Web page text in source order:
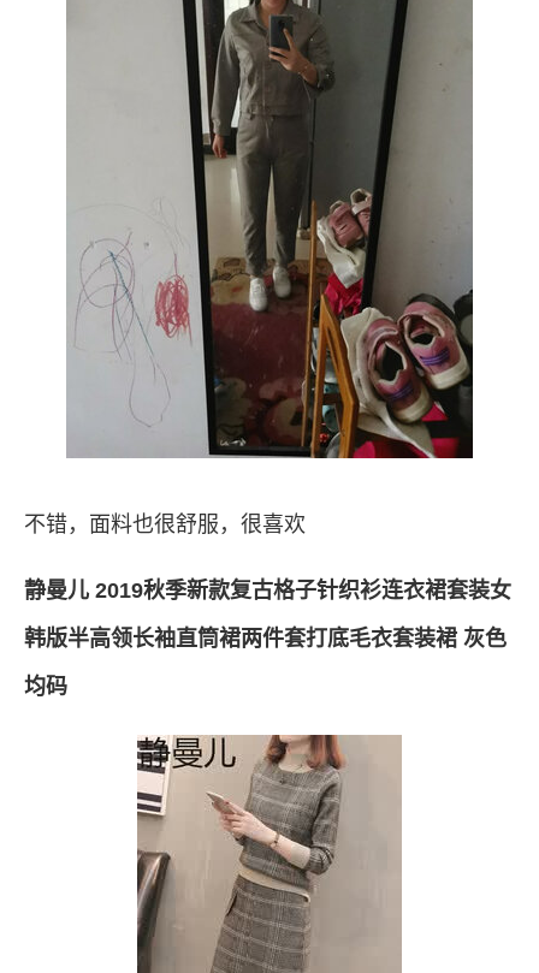
不错，面料也很舒服，很喜欢
静曼儿 2019秋季新款复古格子针织衫连衣裙套装女
韩版半高领长袖直筒裙两件套打底毛衣套装裙 灰色
均码